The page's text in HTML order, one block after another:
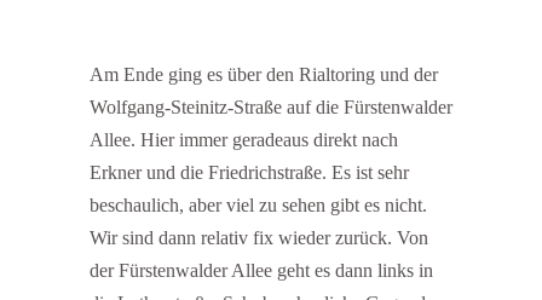
Am Ende ging es über den Rialtoring und der
Wolfgang-Steinitz-Straße auf die Fürstenwalder
Allee. Hier immer geradeaus direkt nach
Erkner und die Friedrichstraße. Es ist sehr
beschaulich, aber viel zu sehen gibt es nicht.
Wir sind dann relativ fix wieder zurück. Von
der Fürstenwalder Allee geht es dann links in